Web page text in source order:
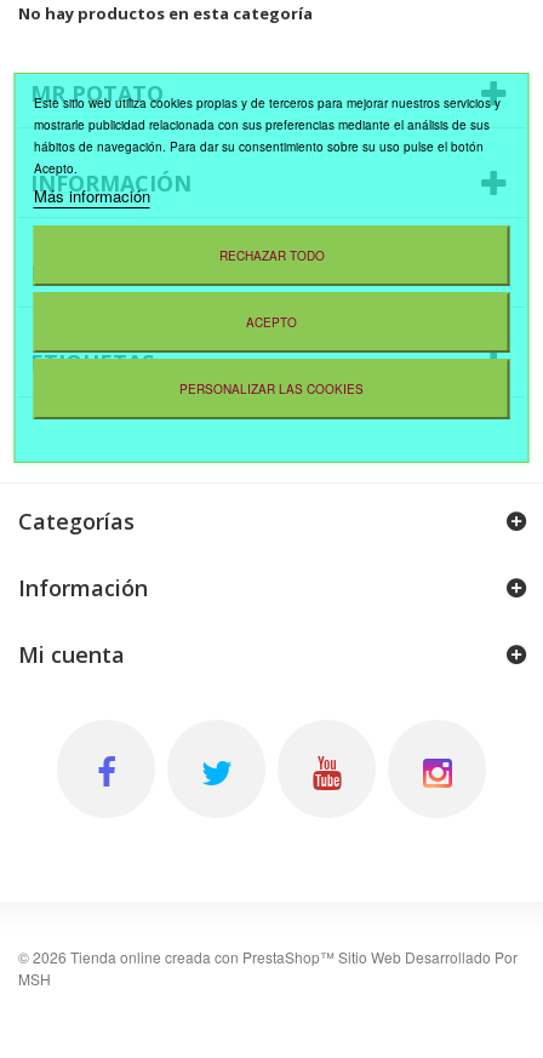
No hay productos en esta categoría
MR POTATO
INFORMACIÓN
ETIQUETAS
Categorías
Información
Mi cuenta
Este sitio web utiliza cookies propias y de terceros para mejorar nuestros servicios y
mostrarle publicidad relacionada con sus preferencias mediante el análisis de sus
hábitos de navegación. Para dar su consentimiento sobre su uso pulse el botón
Acepto.
Más información
RECHAZAR TODO
ACEPTO
PERSONALIZAR LAS COOKIES
©2026 Tienda online creada con PrestaShop™ Sitio Web Desarrollado Por
MSH